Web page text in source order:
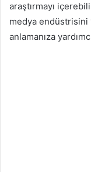
araştırmayı
medya
anlamanıza